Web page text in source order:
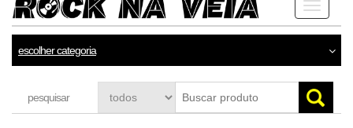
Toggle
escolher categoria
pesquisar